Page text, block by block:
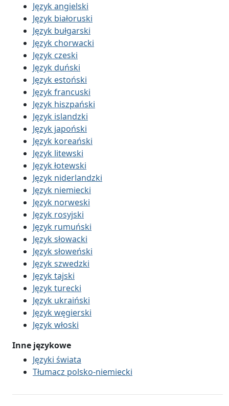
Język angielski
Język białoruski
Język bułgarski
Język chorwacki
Język czeski
Język duński
Język estoński
Język francuski
Język hiszpański
Język islandzki
Język japoński
Język koreański
Język litewski
Język łotewski
Język niderlandzki
Język niemiecki
Język norweski
Język rosyjski
Język rumuński
Język słowacki
Język słoweński
Język szwedzki
Język tajski
Język turecki
Język ukraiński
Język węgierski
Język włoski
Inne językowe
Języki świata
Tłumacz polsko-niemiecki